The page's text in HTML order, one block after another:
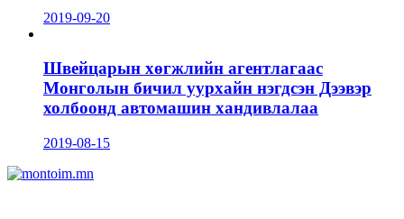
2019-09-20
Швейцарын хөгжлийн агентлагаас
Монголын бичил уурхайн нэгдсэн Дээвэр
холбоонд автомашин хандивлалаа
2019-08-15